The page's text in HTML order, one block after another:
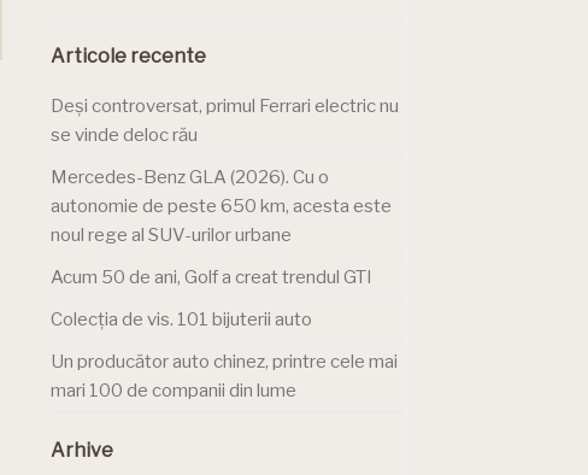
Articole recente
Deși controversat, primul Ferrari electric nu
se vinde deloc rău
Mercedes-Benz GLA (2026). Cu o
autonomie de peste 650 km, acesta este
noul rege al SUV-urilor urbane
Acum 50 de ani, Golf a creat trendul GTI
Colecția de vis. 101 bijuterii auto
Un producător auto chinez, printre cele mai
mari 100 de companii din lume
Arhive